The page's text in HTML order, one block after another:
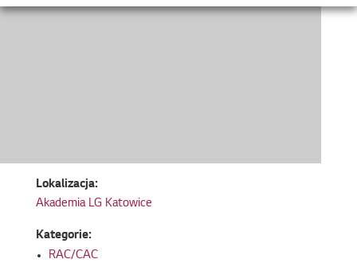
Lokalizacja:
Akademia LG Katowice
Kategorie:
RAC/CAC